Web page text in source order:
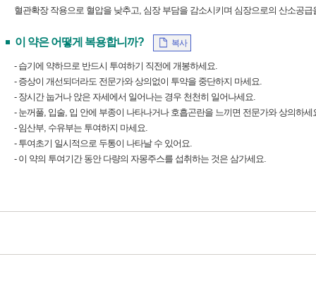
혈관확장 작용으로 혈압을 낮추고, 심장 부담을 감소시키며 심장으로의 산소공급
이 약은 어떻게 복용합니까? 복사
- 습기에 약하므로 반드시 투여하기 직전에 개봉하세요.
- 증상이 개선되더라도 전문가와 상의없이 투약을 중단하지 마세요.
- 장시간 눕거나 앉은 자세에서 일어나는 경우 천천히 일어나세요.
- 눈꺼풀, 입술, 입 안에 부종이 나타나거나 호흡곤란을 느끼면 전문가와 상의하세
- 임산부, 수유부는 투여하지 마세요.
- 투여초기 일시적으로 두통이 나타날 수 있어요.
- 이 약의 투여기간 동안 다량의 자몽주스를 섭취하는 것은 삼가세요.